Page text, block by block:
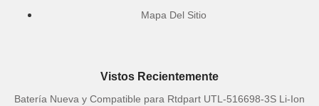
Mapa Del Sitio
Vistos Recientemente
Batería Nueva y Compatible para Rtdpart UTL-516698-3S Li-Ion